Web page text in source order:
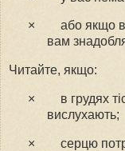
×
або якщо
вам
Читайте, якщо:
×
в грудях
вислухають;
×
серцю